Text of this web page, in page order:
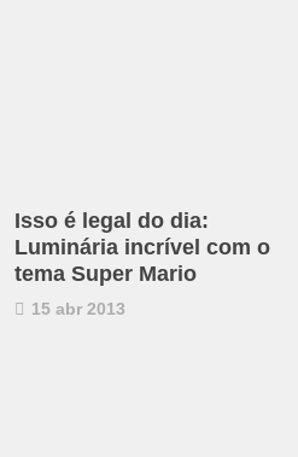
Isso é legal do dia:
Luminária incrível com o
tema Super Mario
15 abr 2013